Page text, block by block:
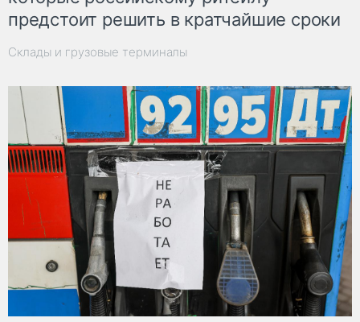
предстоит решить в кратчайшие сроки
Склады и грузовые терминалы